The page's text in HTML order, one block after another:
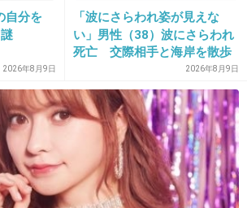
笑）
+149 -0
わったってほんと？
+106 -3
自分を
2026年8月9日
「波にさらわれ姿が見えな
い」男性（38）波にさらわれ
死亡 交際相手と海岸を散歩
中 当時は波浪注意報 千葉・
いすみ市
2026年8月9日